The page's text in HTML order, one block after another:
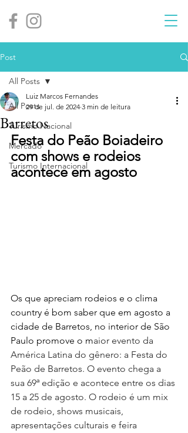
Post
All Posts
Turismo Nacional
Mercado
Turismo Internacional
All Posts
Barretos
Luiz Marcos Fernandes
29 de jul. de 2024 3 min de leitura
Festa do Peão Boiadeiro
com shows e rodeios
acontece em agosto
Os que apreciam rodeios e o clima
country é bom saber que em agosto a
cidade de Barretos, no interior de São
Paulo promove o maior evento da
América Latina do gênero: a Festa do
Peão de Barretos. O evento chega a
sua 69ª edição e acontece entre os dias
15 a 25 de agosto. O rodeio é um mix
de rodeio, shows musicais,
apresentações culturais e feira